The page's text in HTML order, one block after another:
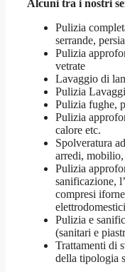
Alcuni tra i nostri
Pulizia
serrande,
Pulizia
vetrate
Lavaggio di
Pulizia
Pulizia fughe,
Pulizia
calore etc.
Spolveratura
arredi, mobilio,
Pulizia
sanificazione,
compresi
elettrodomestici
Pulizia e
(sanitari e
Trattamenti di
della tipologia